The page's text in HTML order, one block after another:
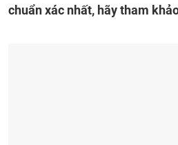
chuẩn xác nhất, hãy tham